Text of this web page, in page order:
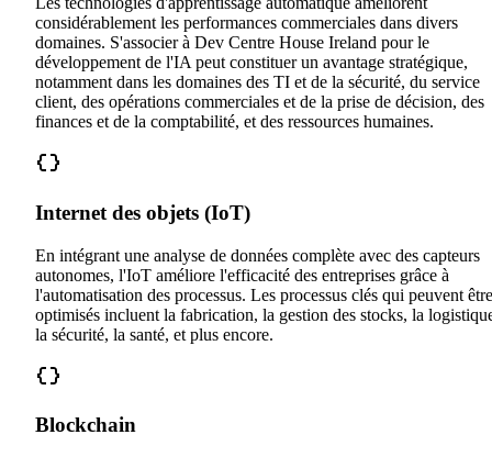
considérablement les performances commerciales dans divers
domaines. S'associer à Dev Centre House Ireland pour le
développement de l'IA peut constituer un avantage stratégique,
notamment dans les domaines des TI et de la sécurité, du service
client, des opérations commerciales et de la prise de décision, des
finances et de la comptabilité, et des ressources humaines.
Internet des objets (IoT)
En intégrant une analyse de données complète avec des capteurs
autonomes, l'IoT améliore l'efficacité des entreprises grâce à
l'automatisation des processus. Les processus clés qui peuvent être
optimisés incluent la fabrication, la gestion des stocks, la
la sécurité, la santé, et plus encore.
Blockchain